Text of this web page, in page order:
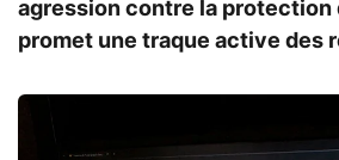
agression contre la protection
promet une traque active des